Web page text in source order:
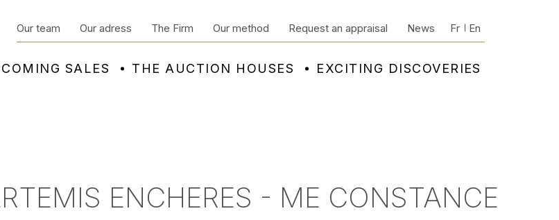
SALES THE AUCTION HOUSES EXCITING DISCOVERIES
Our team Our adress The Firm Our method Request an appraisal News Fr En
ENCHERES - ME CONSTANCE